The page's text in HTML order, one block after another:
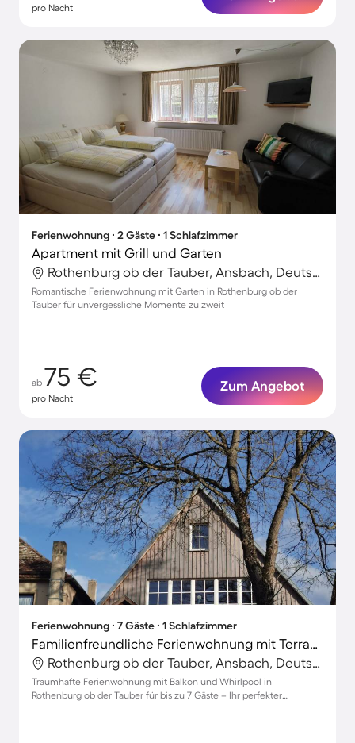
pro Nacht
Ferienwohnung ∙ 2 Gäste ∙ 1 Schlafzimmer
Apartment mit Grill und Garten
Rothenburg ob der Tauber, Ansbach, Deutschland
Romantische Ferienwohnung mit Garten in Rothenburg ob der
Tauber für unvergessliche Momente zu zweit
ab 75 €
pro Nacht
Zum Angebot
Ferienwohnung ∙ 7 Gäste ∙ 1 Schlafzimmer
Familienfreundliche Ferienwohnung mit Terrasse und Whirlpool
Rothenburg ob der Tauber, Ansbach, Deutschland
Traumhafte Ferienwohnung mit Balkon und Whirlpool in
Rothenburg ob der Tauber für bis zu 7 Gäste – Ihr perfekter